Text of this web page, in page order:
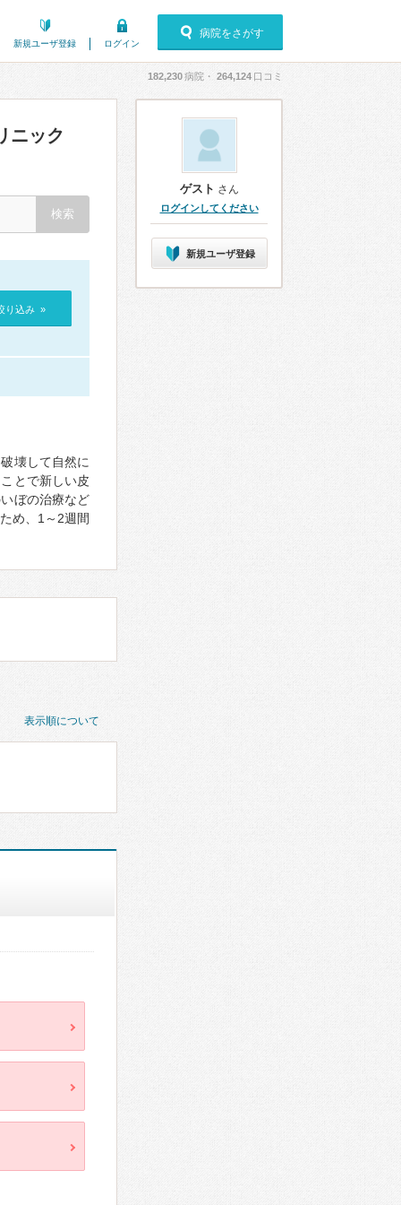
新規ユーザ登録 ログイン
病院をさがす
182,230病院・ 264,124 口コミ
ニック
り込み »
壊して自然に
とで新しい皮
ぼの治療など
め、1～2週間
表示順について
ゲスト さん
ログインしてください
新規ユーザ登録